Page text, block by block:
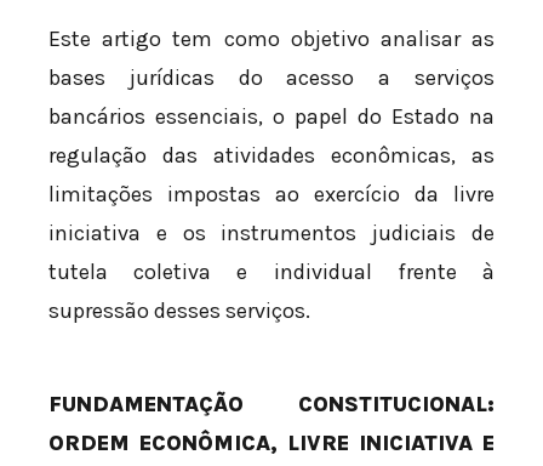
Este artigo tem como objetivo analisar as
bases jurídicas do acesso a serviços
bancários essenciais, o papel do Estado na
regulação das atividades econômicas, as
limitações impostas ao exercício da livre
iniciativa e os instrumentos judiciais de
tutela coletiva e individual frente à
supressão desses serviços.
FUNDAMENTAÇÃO CONSTITUCIONAL:
ORDEM ECONÔMICA, LIVRE INICIATIVA E